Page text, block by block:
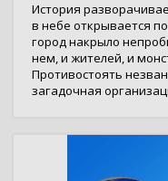
История
в небе открывается
город накрыло
нем, и жителей, и
Противостоять
загадочная